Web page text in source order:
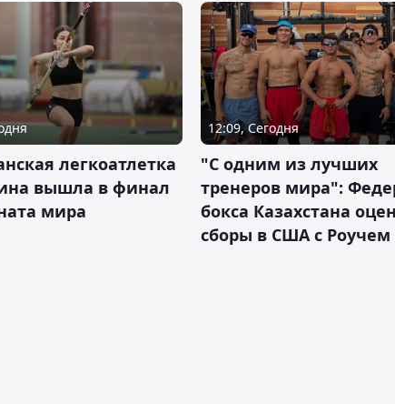
легкоатлетка
вышла в финал
мира
12:09, Сегодня
"С одним из лучших
тренеров мира":
бокса Казахстана
сборы в США с Роучем